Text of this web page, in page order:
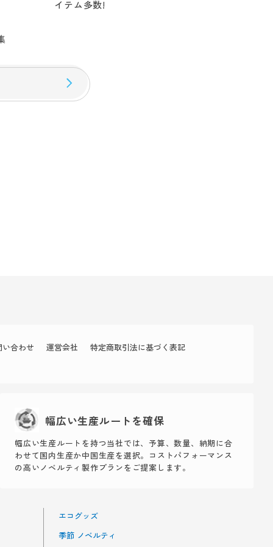
い合わせ 運営会社 特定商取引法に基づく表記
幅広い生産ルートを確保
幅広い生産ルートを持つ当社では、予算、数量、納期に合
わせて国内生産か中国生産を選択。コストパフォーマンス
の高いノベルティ製作プランをご提案します。
エコグッズ
季節 ノベルティ